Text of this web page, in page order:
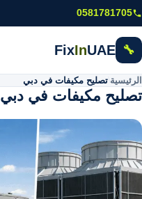
تخطى إلى المحتوى الرئيسي
0581781705
🔧
FixInUAE
الرئيسية تصليح مكيفات في دبي
تصليح مكيفات في دبي